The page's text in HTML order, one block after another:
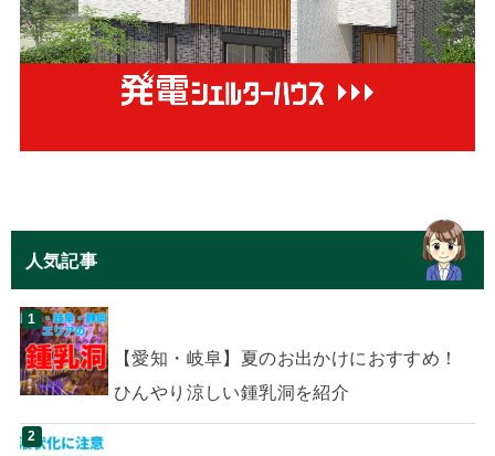
人気記事
【愛知・岐阜】夏のお出かけにおすすめ！
ひんやり涼しい鍾乳洞を紹介